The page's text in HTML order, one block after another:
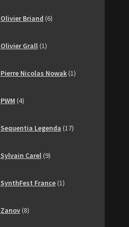
Olivier Briand 6produits
Olivier Grall 1produit
Pierre Nicolas Nowak 1produit
PWM 4produits
Sequentia Legenda 17produits
Sylvain Carel 9produits
SynthFest France 1produit
Zanov 8produits